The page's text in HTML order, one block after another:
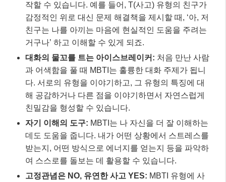
데도 도움을 줍니다. 내가 어떤 상황에서 스트레스를
받는지, 어떤 방식으로 에너지를 얻는지 등을 파악하
여 스스로를 돌보는 데 활용할 수 있습니다.
고정관념은 NO, 유연한 사고 YES:
람을 가두지 않는 것이 가장 중요합니다. ‘저 사람은
ESTJ니까 이럴 거야’라는 선입견을 갖기보다는,
‘ESTJ는 이런 경향이 있다고 하지만, 이 사람은 또
다른 면모도 가지고 있네?’ 하며 개개인의 고유한 특
성을 존중해야 합니다.
📌 알아두세요!
2026년 현재, MBTI는 심리적 도구로서의 가치보
다는 사회적 소통 도구로서의 역할이 더욱 강조되
고 있습니다. 상대방을 이해하려는 ‘시도’를 촉진